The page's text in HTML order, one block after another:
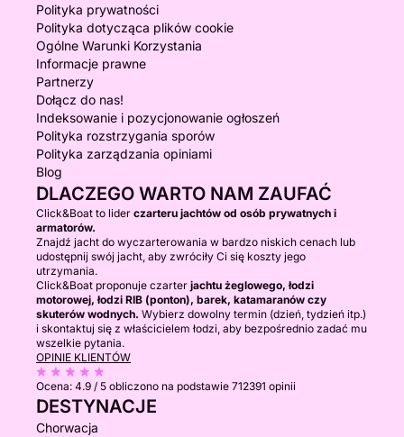
Polityka prywatności
Polityka dotycząca plików cookie
Ogólne Warunki Korzystania
Informacje prawne
Partnerzy
Dołącz do nas!
Indeksowanie i pozycjonowanie ogłoszeń
Polityka rozstrzygania sporów
Polityka zarządzania opiniami
Blog
DLACZEGO WARTO NAM ZAUFAĆ
Click&Boat to lider czarteru jachtów od osób prywatnych i
armatorów.
Znajdź jacht do wyczarterowania w bardzo niskich cenach lub
udostępnij swój jacht, aby zwróciły Ci się koszty jego
utrzymania.
Click&Boat proponuje czarter jachtu żeglowego, łodzi
motorowej, łodzi RIB (ponton), barek, katamaranów czy
skuterów wodnych. Wybierz dowolny termin (dzień, tydzień itp.)
i skontaktuj się z właścicielem łodzi, aby bezpośrednio zadać mu
wszelkie pytania.
OPINIE KLIENTÓW
Ocena: 4.9 / 5 obliczono na podstawie 712391 opinii
DESTYNACJE
Chorwacja